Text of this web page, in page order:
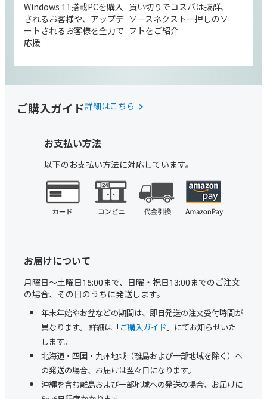
Windows 11搭載PCを購入
されるお客様や、アップデ
ートされるお客様を全力で
応援
買い切りでコスパは抜群、
ソースネクスト一押しのソ
フトをご紹介
ご購入ガイド詳細はこちら
お支払い方法
以下のお支払い方法に対応しています。
お届けについて
月曜日～土曜日15:00まで、日曜・祝日13:00までのご注文
の場合、その日のうちに発送します。
年末年始やお盆などの期間は、即日発送の注文受付時間が
異なります。 詳細は「ご購入ガイド 」にてお知らせいた
します。
北海道・四国・九州地域（離島および一部地域を除く）へ
の発送の場合、お届けは翌々日になります。
沖縄を含む離島および一部地域への発送の場合、お届けに